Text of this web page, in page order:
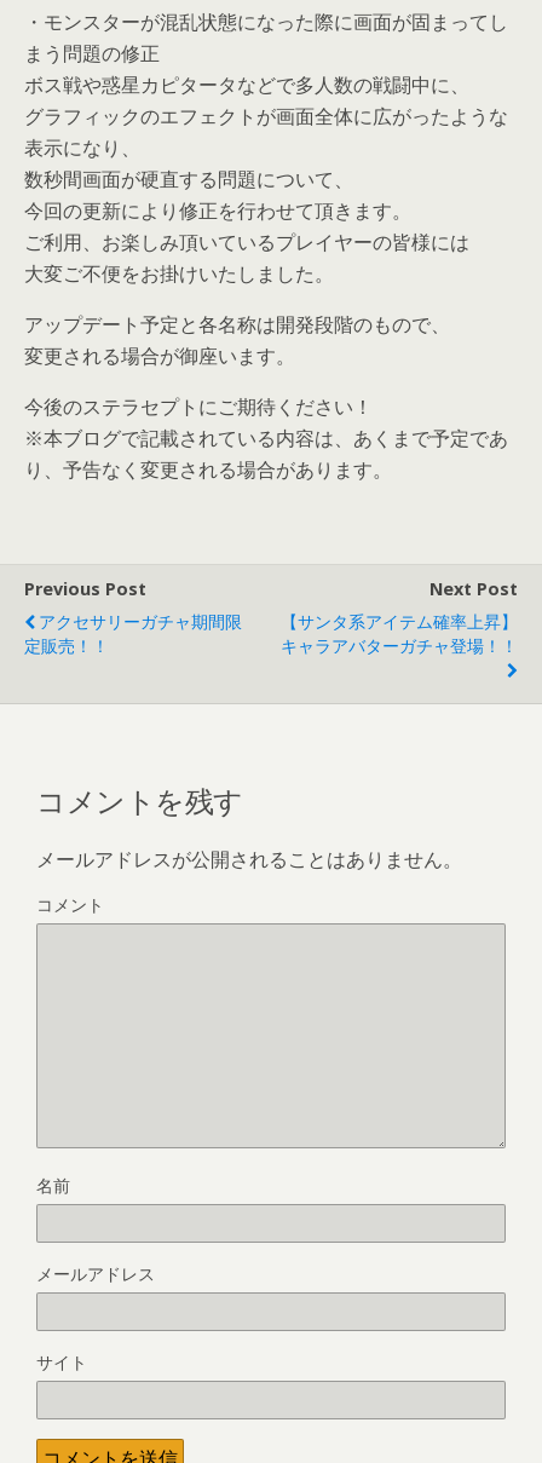
・モンスターが混乱状態になった際に画面が固まってし
まう問題の修正
ボス戦や惑星カピタータなどで多人数の戦闘中に、
グラフィックのエフェクトが画面全体に広がったような
表示になり、
数秒間画面が硬直する問題について、
今回の更新により修正を行わせて頂きます。
ご利用、お楽しみ頂いているプレイヤーの皆様には
大変ご不便をお掛けいたしました。
アップデート予定と各名称は開発段階のもので、
変更される場合が御座います。
今後のステラセプトにご期待ください！
※本ブログで記載されている内容は、あくまで予定であ
り、予告なく変更される場合があります。
Previous Post
アクセサリーガチャ期間限
定販売！！
Next Post
【サンタ系アイテム確率上昇】
キャラアバターガチャ登場！！
コメントを残す
メールアドレスが公開されることはありません。
コメント
名前
メールアドレス
サイト